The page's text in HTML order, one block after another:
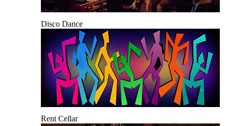
Disco Dance
Rent Cellar